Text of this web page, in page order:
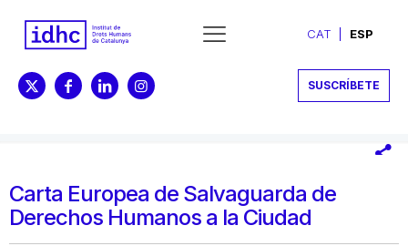
CAT ESP
SUSCRÍBETE
Carta Europea de Salvaguarda de
Derechos Humanos a la Ciudad